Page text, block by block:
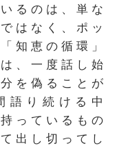
るのは、単な
はなく、ポッ
知恵の循環」
、一度話し始
を偽ることが
語り続ける中
っているもの
出し切ってし